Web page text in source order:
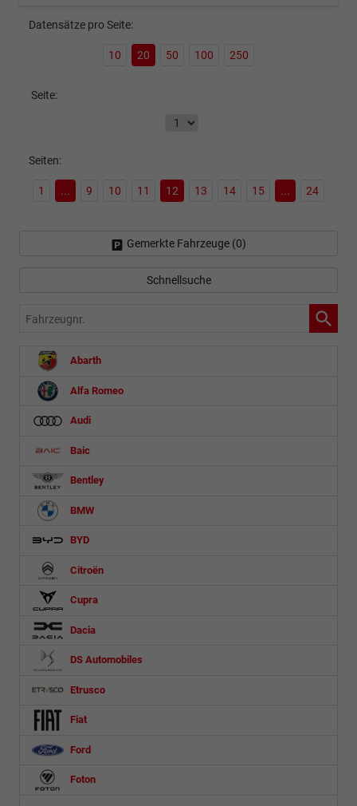
Datensätze pro Seite:
10 20 50 100 250
Seite:
Seiten:
1 ... 9 10 11 12 13 14 15 ... 24
Gemerkte Fahrzeuge (0)
Schnellsuche
Fahrzeugnr.
Abarth
Alfa Romeo
Audi
Baic
Bentley
BMW
BYD
Citroën
Cupra
Dacia
DS Automobiles
Etrusco
Fiat
Ford
Foton